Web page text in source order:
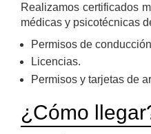
Realizamos certificados
médicas y psicotécnicas
Permisos de
Licencias.
Permisos y tarjetas de
¿Cómo